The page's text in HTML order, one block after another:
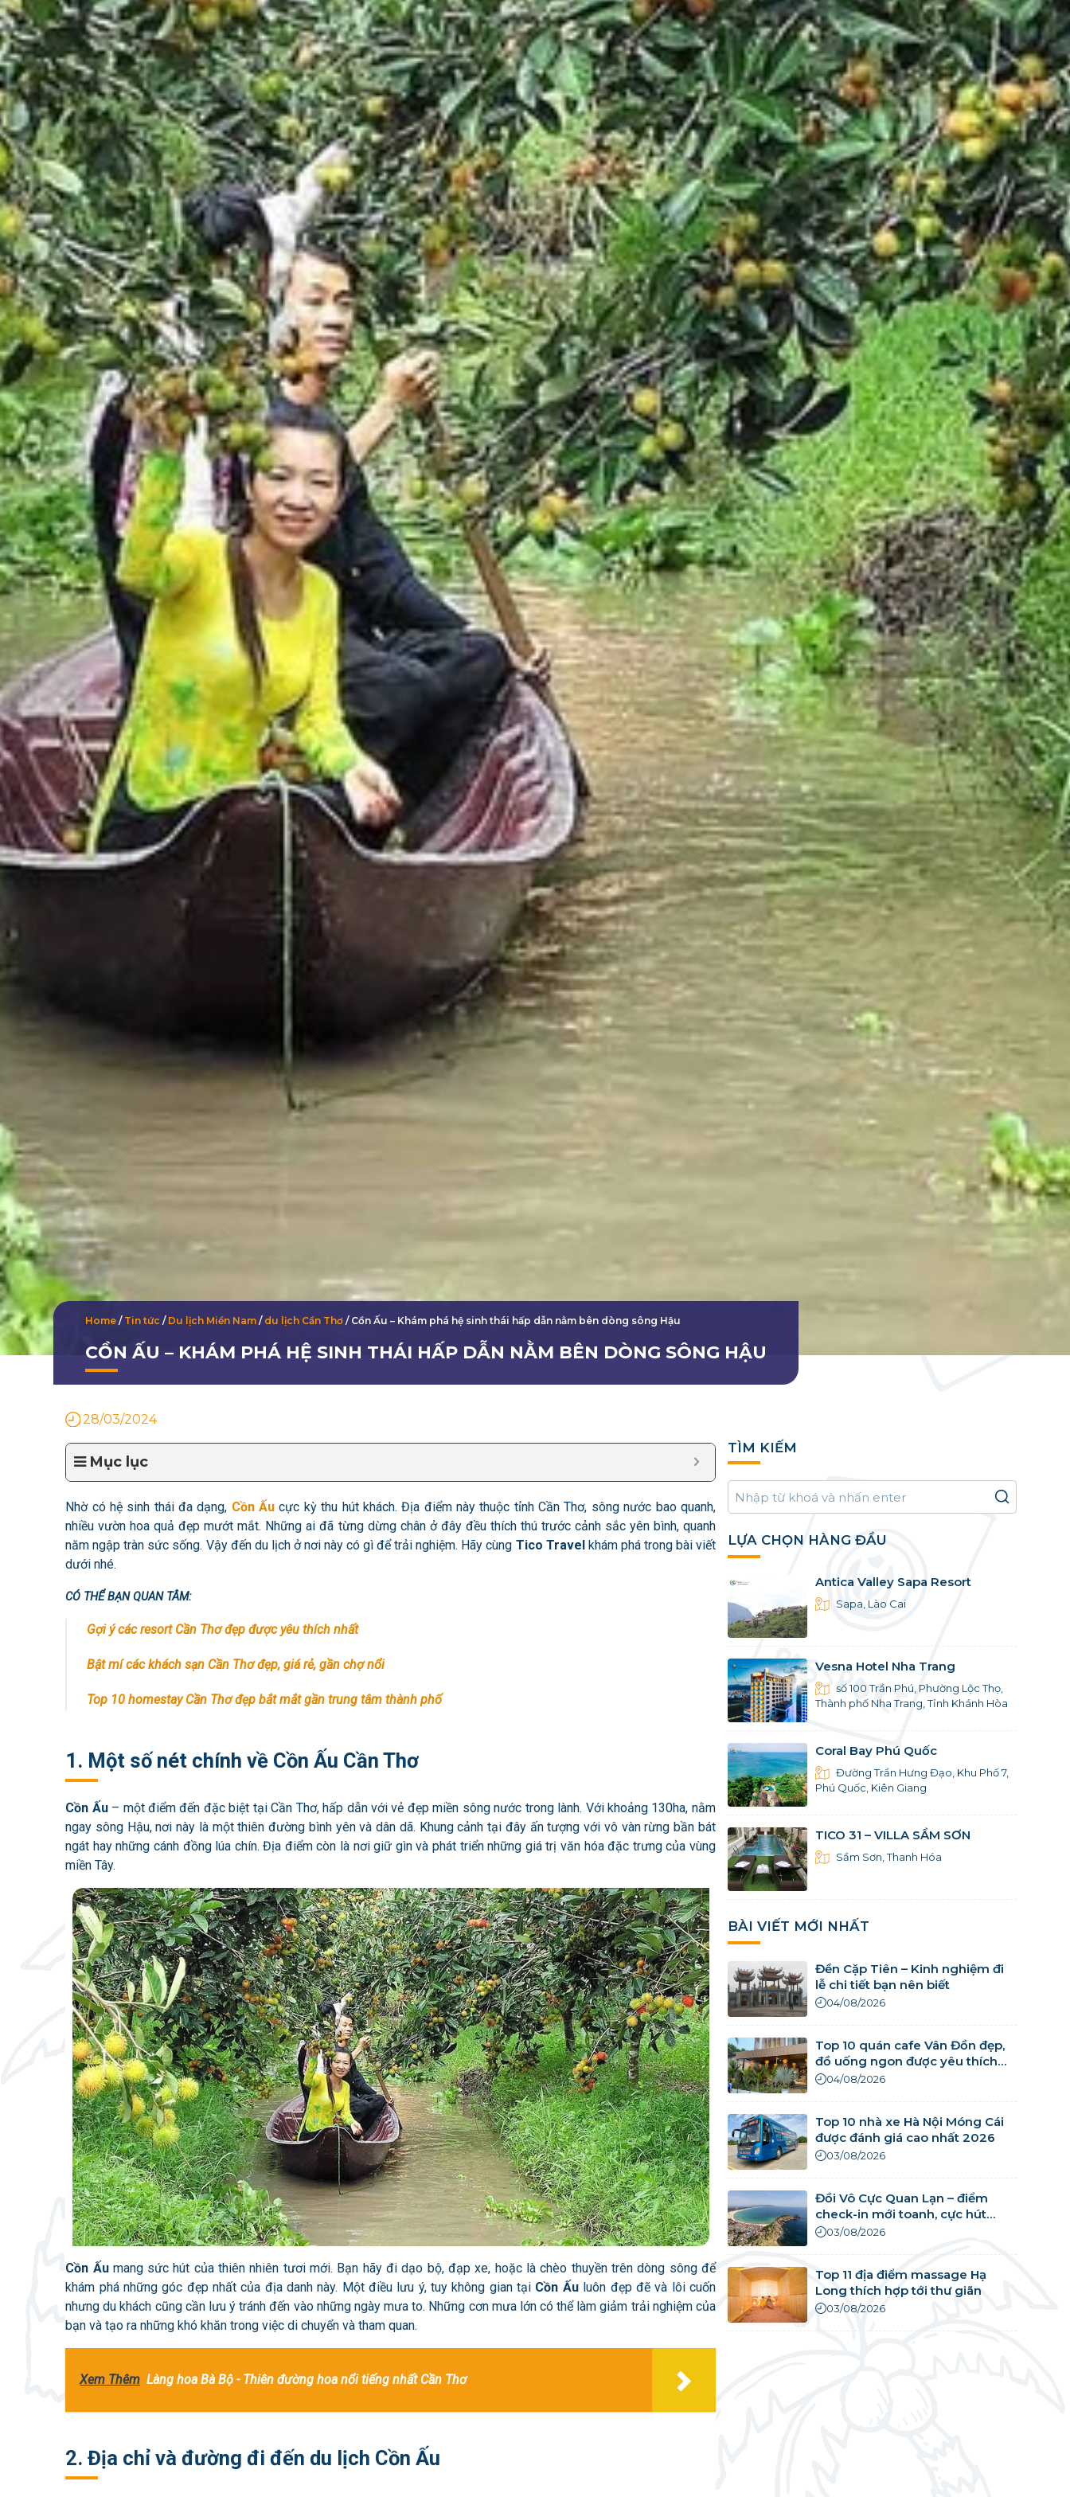
Home / Tin tức / Du lịch Miền Nam / du lịch Cần Thơ / Cồn Ấu – Khám phá hệ sinh thái hấp dẫn nằm bên dòng sông Hậu
CỒN ẤU – KHÁM PHÁ HỆ SINH THÁI HẤP DẪN NẰM BÊN DÒNG SÔNG HẬU
28/03/2024
Mục lục
Nhờ có hệ sinh thái đa dạng, Cồn Ấu cực kỳ thu hút khách. Địa điểm này thuộc tỉnh Cần Thơ, sông nước bao quanh,
nhiều vườn hoa quả đẹp mướt mắt. Những ai đã từng dừng chân ở đây đều thích thú trước cảnh sắc yên bình, quanh
năm ngập tràn sức sống. Vậy đến du lịch ở nơi này có gì để trải nghiệm. Hãy cùng Tico Travelkhám phá trong bài viết
dưới nhé.
CÓ THỂ BẠN QUAN TÂM:
Gợi ý các resort Cần Thơ đẹp được yêu thích nhất
Bật mí các khách sạn Cần Thơ đẹp, giá rẻ, gần chợ nổi
Top 10 homestay Cần Thơ đẹp bắt mắt gần trung tâm thành phố
1. Một số nét chính về Cồn Ấu Cần Thơ
Cồn Ấu – một điểm đến đặc biệt tại Cần Thơ, hấp dẫn với vẻ đẹp miền sông nước trong lành. Với khoảng 130ha, nằm
ngay sông Hậu, nơi này là một thiên đường bình yên và dân dã. Khung cảnh tại đây ấn tượng với vô vàn rừng bần bát
ngát hay những cánh đồng lúa chín. Địa điểm còn là nơi giữ gìn và phát triển những giá trị văn hóa đặc trưng của vùng
miền Tây.
Cồn Ấu mang sức hút của thiên nhiên tươi mới. Bạn hãy đi dạo bộ, đạp xe, hoặc là chèo thuyền trên dòng sông để
khám phá những góc đẹp nhất của địa danh này. Một điều lưu ý, tuy không gian tại Cồn Ấuluôn đẹp đẽ và lôi cuốn
nhưng du khách cũng cần lưu ý tránh đến vào những ngày mưa to. Những cơn mưa lớn có thể làm giảm trải nghiệm của
bạn và tạo ra những khó khăn trong việc di chuyển và tham quan.
Xem Thêm Làng hoa Bà Bộ - Thiên đường hoa nổi tiếng nhất Cần Thơ
2. Địa chỉ và đường đi đến du lịch Cồn Ấu
TÌM KIẾM
LỰA CHỌN HÀNG ĐẦU
Antica Valley Sapa Resort
Sapa, Lào Cai
Vesna Hotel Nha Trang
số 100 Trần Phú, Phường Lộc Thọ,
Thành phố Nha Trang, Tỉnh Khánh Hòa
Coral Bay Phú Quốc
Đường Trần Hưng Đạo, Khu Phố 7,
Phú Quốc, Kiên Giang
TICO 31 – VILLA SẦM SƠN
Sầm Sơn, Thanh Hóa
BÀI VIẾT MỚI NHẤT
Đền Cặp Tiên – Kinh nghiệm đi
lễ chi tiết bạn nên biết
04/08/2026
Top 10 quán cafe Vân Đồn đẹp,
đồ uống ngon được yêu thích
nhất
04/08/2026
Top 10 nhà xe Hà Nội Móng Cái
được đánh giá cao nhất 2026
03/08/2026
Đồi Vô Cực Quan Lạn – điểm
check-in mới toanh, cực hút
khách
03/08/2026
Top 11 địa điểm massage Hạ
Long thích hợp tới thư giãn
03/08/2026